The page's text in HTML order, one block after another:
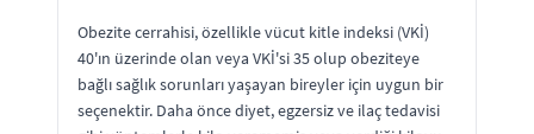
Obezite cerrahisi, özellikle vücut kitle indeksi (VKİ)
40'ın üzerinde olan veya VKİ'si 35 olup obeziteye
bağlı sağlık sorunları yaşayan bireyler için uygun bir
seçenektir. Daha önce diyet, egzersiz ve ilaç tedavisi